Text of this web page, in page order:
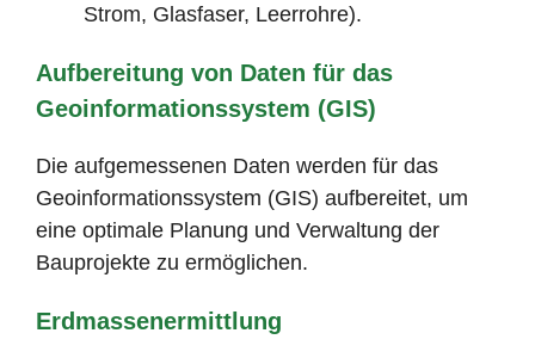
Strom, Glasfaser, Leerrohre).
Aufbereitung von Daten für das
Geoinformationssystem (GIS)
Die aufgemessenen Daten werden für das
Geoinformationssystem (GIS) aufbereitet, um
eine optimale Planung und Verwaltung der
Bauprojekte zu ermöglichen.
Erdmassenermittlung